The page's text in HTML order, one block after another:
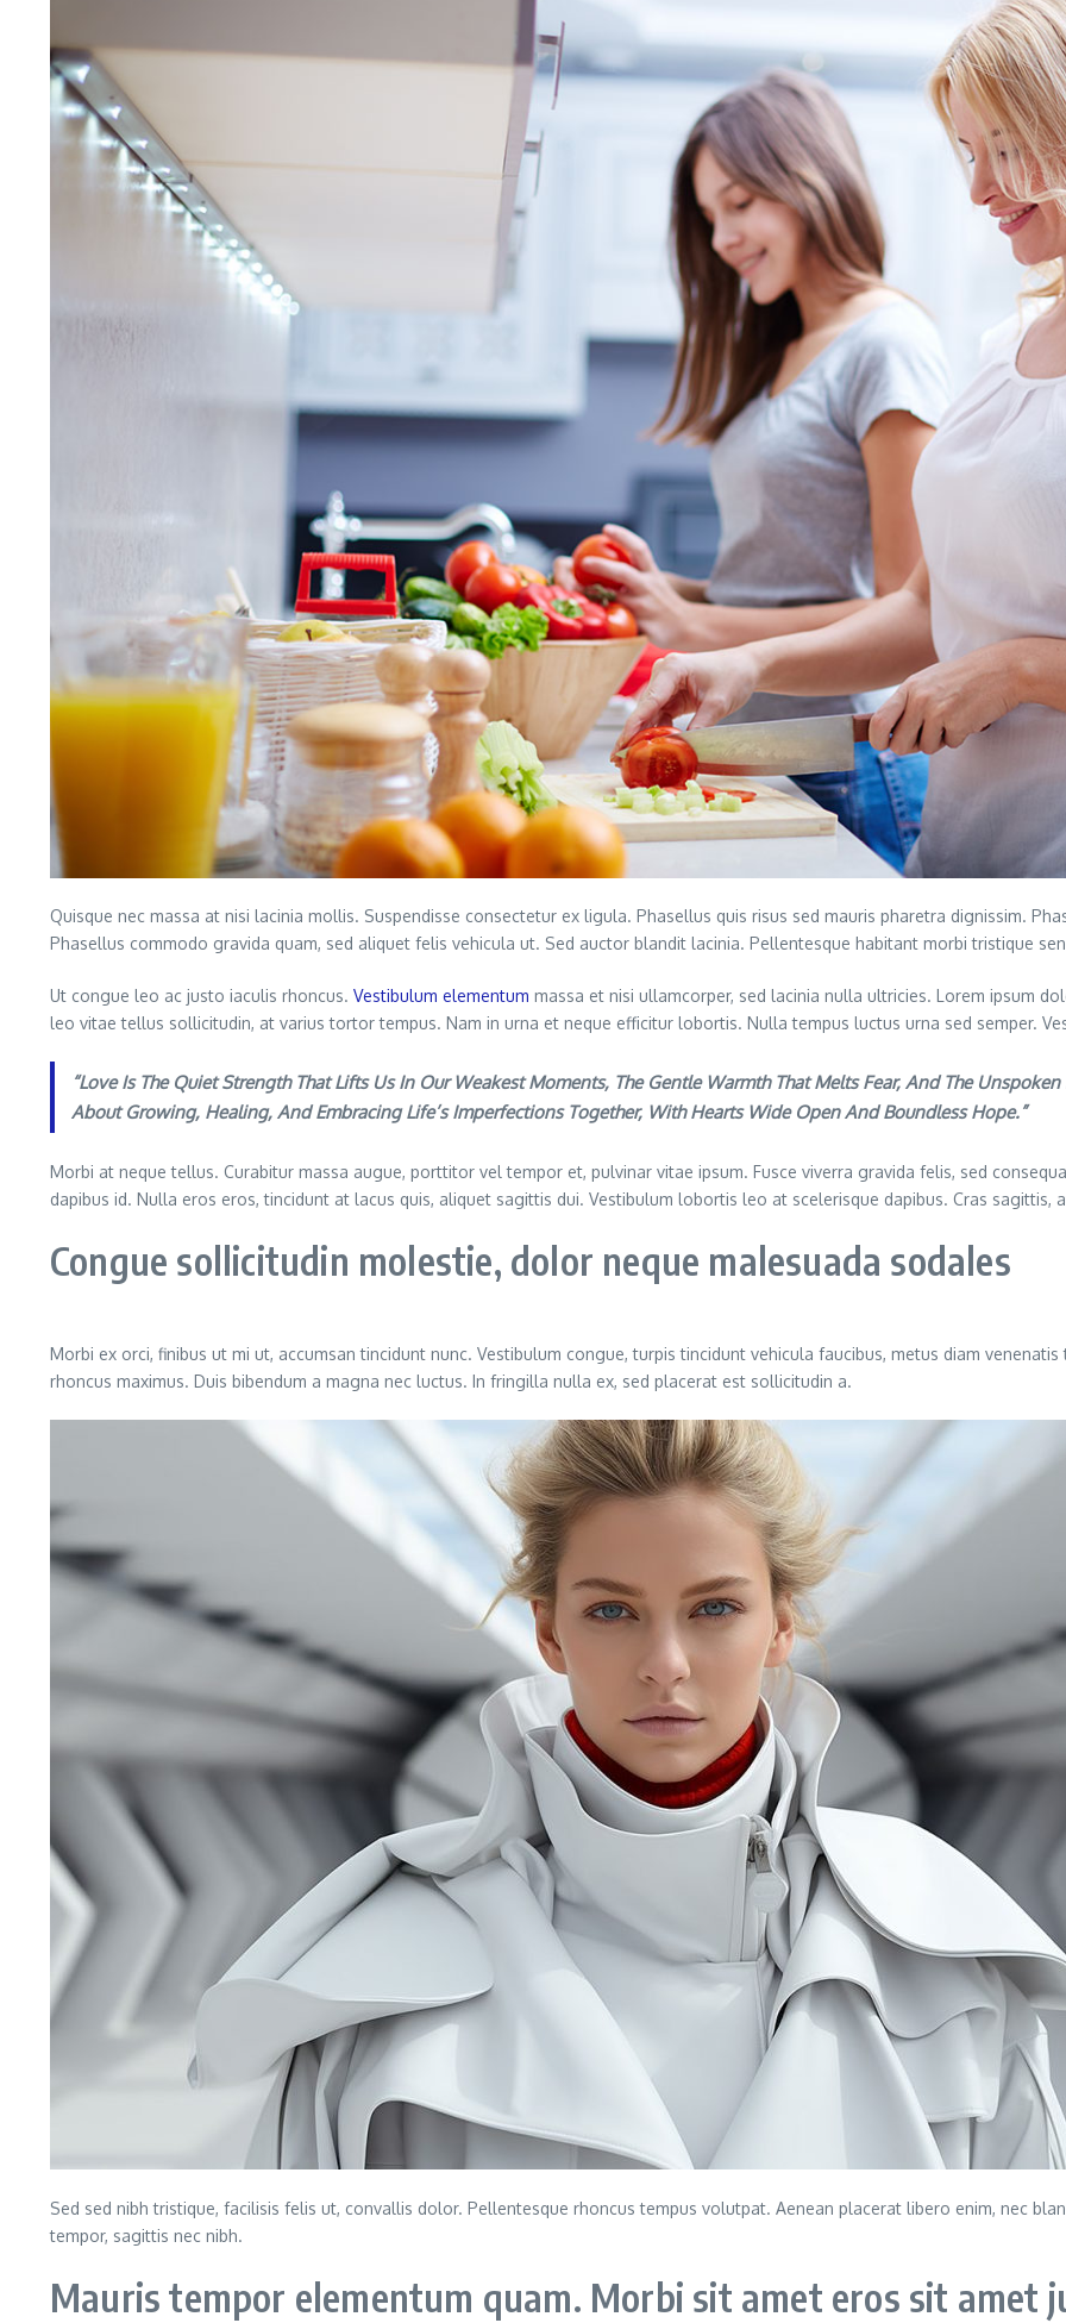
Quisque nec massa at nisi lacinia mollis. Suspendisse consectetur ex ligula. Phasellus quis risus sed mauris pharetra dignissim.
Phasellus commodo gravida quam, sed aliquet felis vehicula ut. Sed auctor blandit lacinia. Pellentesque habitant morbi tristique
Ut congue leo ac justo iaculis rhoncus. Vestibulum elementum massa et nisi ullamcorper, sed lacinia nulla ultricies. Lorem ipsum
leo vitae tellus sollicitudin, at varius tortor tempus. Nam in urna et neque efficitur lobortis. Nulla tempus luctus urna sed semper.
“Love Is The Quiet Strength That Lifts Us In Our Weakest Moments, The Gentle Warmth That Melts Fear, And The
About Growing, Healing, And Embracing Life’s Imperfections Together, With Hearts Wide Open And Boundless Hope.”
Morbi at neque tellus. Curabitur massa augue, porttitor vel tempor et, pulvinar vitae ipsum. Fusce viverra gravida felis, sed
dapibus id. Nulla eros eros, tincidunt at lacus quis, aliquet sagittis dui. Vestibulum lobortis leo at scelerisque dapibus. Cras sagittis,
Congue sollicitudin molestie, dolor neque malesuada sodales
Morbi ex orci, finibus ut mi ut, accumsan tincidunt nunc. Vestibulum congue, turpis tincidunt vehicula faucibus, metus diam
rhoncus maximus. Duis bibendum a magna nec luctus. In fringilla nulla ex, sed placerat est sollicitudin a.
Sed sed nibh tristique, facilisis felis ut, convallis dolor. Pellentesque rhoncus tempus volutpat. Aenean placerat libero enim, nec
tempor, sagittis nec nibh.
Mauris tempor elementum quam. Morbi sit amet eros sit amet